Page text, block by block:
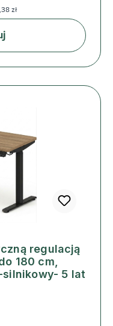
zł
regulacją
180 cm,
silnikowy- 5 lat